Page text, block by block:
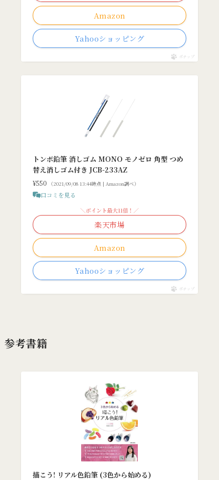
Amazon
Yahooショッピング
ポチップ
トンボ鉛筆 消しゴム MONO モノゼロ 角型 つめ
替え消しゴム付き JCB-233AZ
¥550 （2021/09/08 13:44時点 | Amazon調べ）
口コミを見る
Amazon
＼ポイント最大11倍！／
楽天市場
Yahooショッピング
ポチップ
参考書籍
描こう! リアル色鉛筆 (3色から始める)